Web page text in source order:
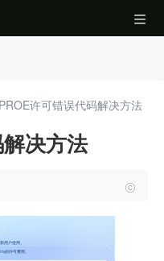
PROE许可错误代码解决方法
决方法